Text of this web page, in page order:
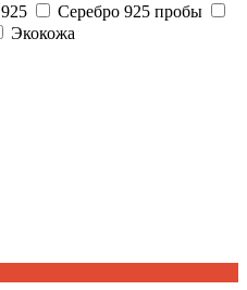
Серебро 925 пробы
Экокожа